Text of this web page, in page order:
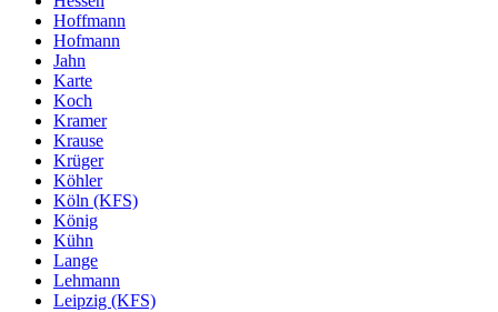
Hoffmann
Hofmann
Jahn
Karte
Koch
Kramer
Krause
Krüger
Köhler
Köln (KFS)
König
Kühn
Lange
Lehmann
Leipzig (KFS)